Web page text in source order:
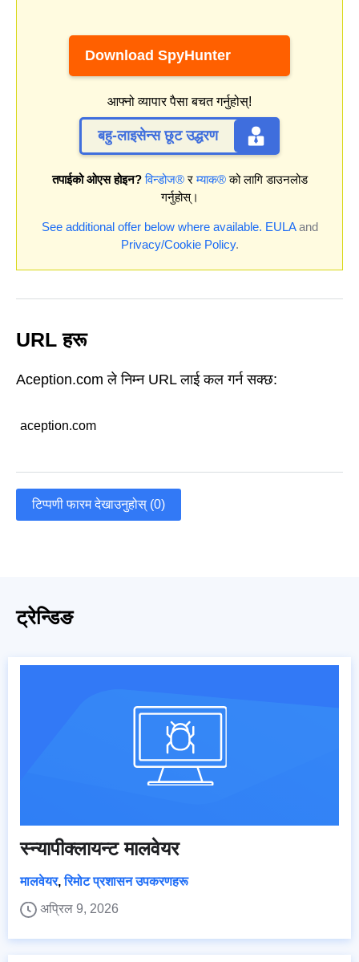
Download SpyHunter
आफ्नो व्यापार पैसा बचत गर्नुहोस्!
बहु-लाइसेन्स छूट उद्धरण
तपाईको ओएस होइन? विन्डोज®रम्याक®को लागि डाउनलोड
गर्नुहोस्।
See additional offer below where available. EULAand
Privacy/Cookie Policy.
URL हरू
Aception.com ले निम्न URL लाई कल गर्न सक्छ:
aception.com
टिप्पणी फारम देखाउनुहोस् (0)
ट्रेन्डिङ
स्न्यापीक्लायन्ट मालवेयर
मालवेयर,रिमोट प्रशासन उपकरणहरू
अप्रिल 9, 2026